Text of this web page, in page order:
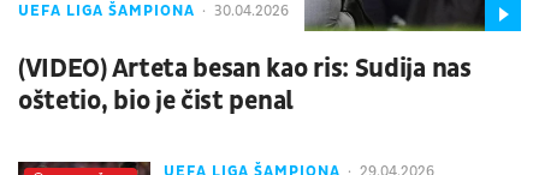
UEFA LIGA ŠAMPIONA 30.04.2026
(VIDEO) Arteta besan kao ris: Sudija nas
oštetio, bio je čist penal
29.04.2026